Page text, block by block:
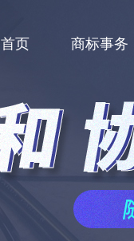
首页 商标事务